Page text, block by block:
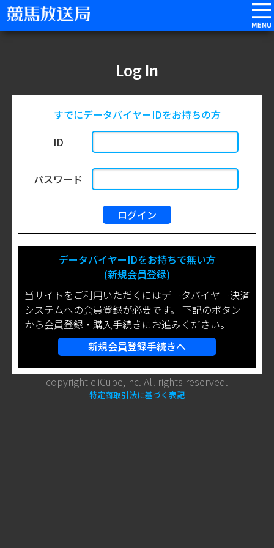
Log In
すでにデータバイヤーIDをお持ちの方
ID
パスワード
データバイヤーIDをお持ちで無い方
(新規会員登録)
当サイトをご利用いただくにはデータバイヤー決済
システムへの会員登録が必要です。 下記のボタン
から会員登録・購入手続きにお進みください。
新規会員登録手続きへ
copyright c iCube,Inc. All rights reserved.
特定商取引法に基づく表記